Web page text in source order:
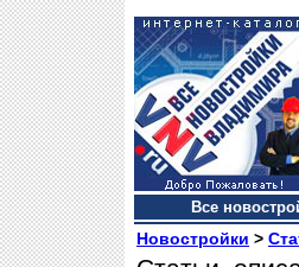
Все
Новостройки >